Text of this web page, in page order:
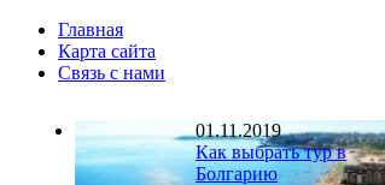
Главная
Карта сайта
Связь с нами
01.11.2019
Как выбрать тур в
Болгарию